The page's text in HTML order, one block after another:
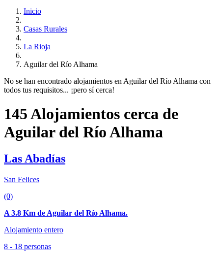
Inicio
Casas Rurales
La Rioja
Aguilar del Río Alhama
No se han encontrado alojamientos en Aguilar del Río Alhama con
todos tus requisitos... ¡pero sí cerca!
145 Alojamientos cerca de
Aguilar del Río Alhama
Las Abadías
San Felices
(0)
A 3.8 Km de Aguilar del Río Alhama.
Alojamiento entero
8 - 18 personas